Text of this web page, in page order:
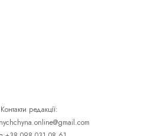
Контакти редакції: